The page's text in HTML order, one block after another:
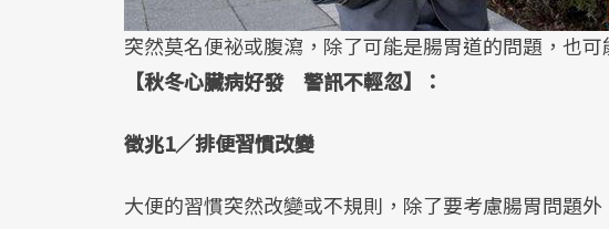
突然莫名便祕或腹瀉，除了可能是腸胃道的問題，也可
【秋冬心臟病好發 警訊不輕忽】：
徵兆1／排便習慣改變
大便的習慣突然改變或不規則，除了要考慮腸胃問題